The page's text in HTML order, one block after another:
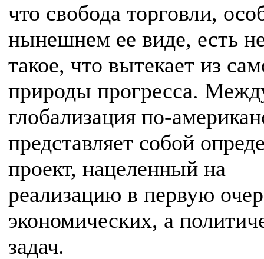
что свобода торговли,
нынешнем ее виде, есть
такое, что вытекает из
природы прогресса.
глобализация по-
представляет собой
проект, нацеленный на
реализацию в первую
экономических, а
задач.